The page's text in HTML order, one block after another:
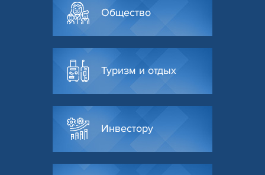
Общество
Туризм и отдых
Инвестору